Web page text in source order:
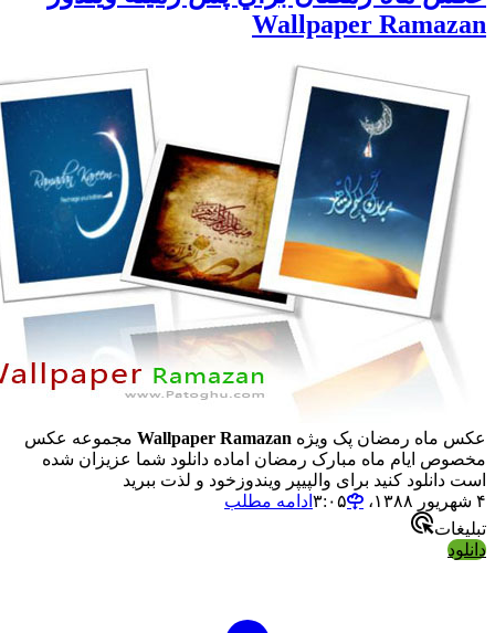
Wallpaper
ماه رمضان پک ویژهWallpaper Ramazanمجموعه عکس
ایام ماه مبارک رمضان اماده دانلود شما عزیزان شده
کنید برای والپیپر ویندوزخود و لذت ببرید
ادامه مطلب